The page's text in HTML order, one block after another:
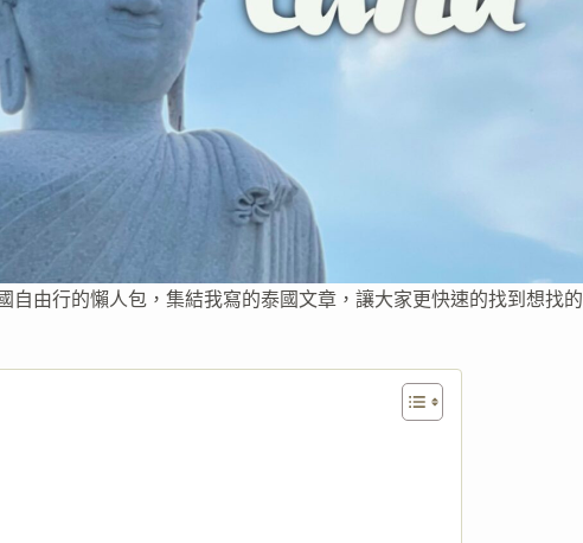
自由行的懶人包，集結我寫的泰國文章，讓大家更快速的找到想找的